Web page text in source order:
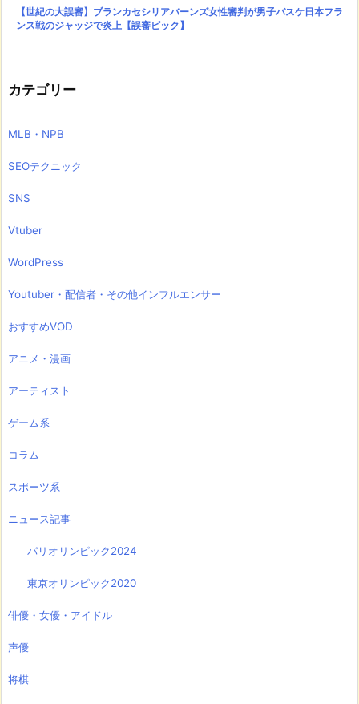
【世紀の大誤審】ブランカセシリアバーンズ女性審判が男子バスケ日本フラ
ンス戦のジャッジで炎上【誤審ピック】
カテゴリー
MLB・NPB
SEOテクニック
SNS
Vtuber
WordPress
Youtuber・配信者・その他インフルエンサー
おすすめVOD
アニメ・漫画
アーティスト
ゲーム系
コラム
スポーツ系
ニュース記事
パリオリンピック2024
東京オリンピック2020
俳優・女優・アイドル
声優
将棋